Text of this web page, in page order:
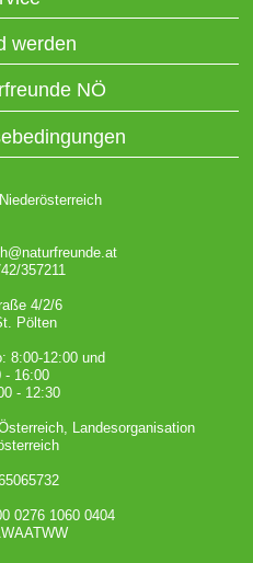
werden
NÖ
357211
4/2/6
Pölten
8:00-12:00 und
- 16:00
- 12:30
Landesorganisation
0276 1060 0404